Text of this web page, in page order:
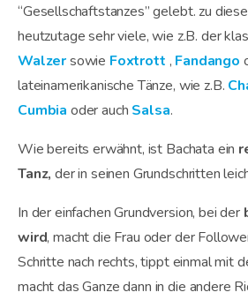
“Gesellschaftstanzes” gelebt. zu
heutzutage sehr viele, wie z.B. der
Walzersowie Foxtrott , Fandango
lateinamerikanische Tänze, wie z.B.
Cumbia oder auch Salsa.
Wie bereits erwähnt, ist Bachata ein
Tanz, der in seinen Grundschritten
In der einfachen Grundversion, bei der
wird, macht die Frau oder der
Schritte nach rechts, tippt einmal mit
macht das Ganze dann in die andere